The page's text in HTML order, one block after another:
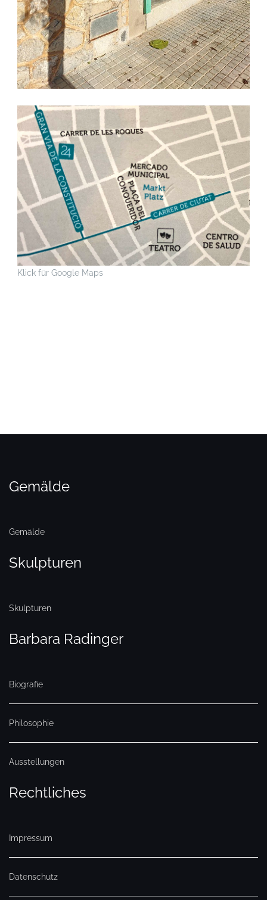
Klick für Google Maps
Gemälde
Gemälde
Skulpturen
Skulpturen
Barbara Radinger
Biografie
Philosophie
Ausstellungen
Rechtliches
Impressum
Datenschutz